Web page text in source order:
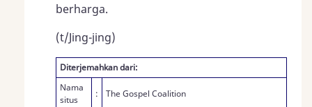
berharga.
(t/Jing-jing)
Diterjemahkan dari:
Nama
situs
: The Gospel Coalition